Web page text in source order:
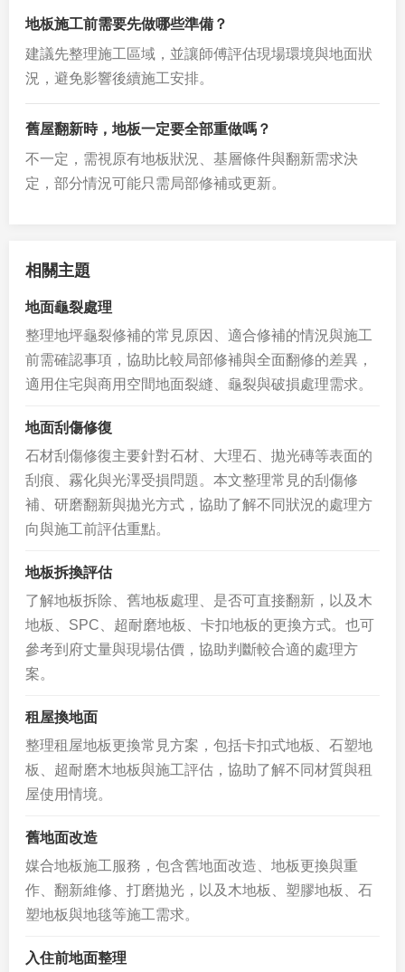
地板施工前需要先做哪些準備？
建議先整理施工區域，並讓師傅評估現場環境與地面狀
況，避免影響後續施工安排。
舊屋翻新時，地板一定要全部重做嗎？
不一定，需視原有地板狀況、基層條件與翻新需求決
定，部分情況可能只需局部修補或更新。
相關主題
地面龜裂處理
整理地坪龜裂修補的常見原因、適合修補的情況與施工
前需確認事項，協助比較局部修補與全面翻修的差異，
適用住宅與商用空間地面裂縫、龜裂與破損處理需求。
地面刮傷修復
石材刮傷修復主要針對石材、大理石、拋光磚等表面的
刮痕、霧化與光澤受損問題。本文整理常見的刮傷修
補、研磨翻新與拋光方式，協助了解不同狀況的處理方
向與施工前評估重點。
地板拆換評估
了解地板拆除、舊地板處理、是否可直接翻新，以及木
地板、SPC、超耐磨地板、卡扣地板的更換方式。也可
參考到府丈量與現場估價，協助判斷較合適的處理方
案。
租屋換地面
整理租屋地板更換常見方案，包括卡扣式地板、石塑地
板、超耐磨木地板與施工評估，協助了解不同材質與租
屋使用情境。
舊地面改造
媒合地板施工服務，包含舊地面改造、地板更換與重
作、翻新維修、打磨拋光，以及木地板、塑膠地板、石
塑地板與地毯等施工需求。
入住前地面整理